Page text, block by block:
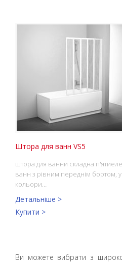
Штора для ванн VS5
штора для ванни складна
ванн з рівним переднім бортом, у
кольори…
Детальніше >
Купити >
Ви можете вибрати з